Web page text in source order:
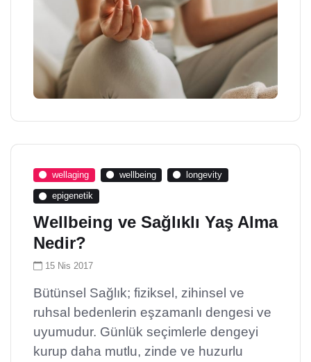
wellaging wellbeing longevity
epigenetik
Wellbeing ve Sağlıklı Yaş Alma
Nedir?
15 Nis 2017
Bütünsel Sağlık; fiziksel, zihinsel ve
ruhsal bedenlerin eşzamanlı dengesi ve
uyumudur. Günlük seçimlerle dengeyi
kurup daha mutlu, zinde ve huzurlu